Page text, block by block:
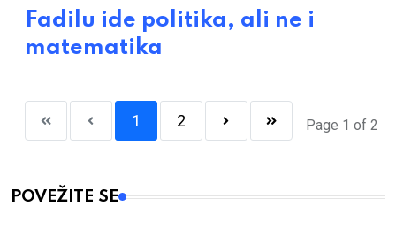
Fadilu ide politika, ali ne i
matematika
Page 1 of 2
1 2
POVEŽITE SE